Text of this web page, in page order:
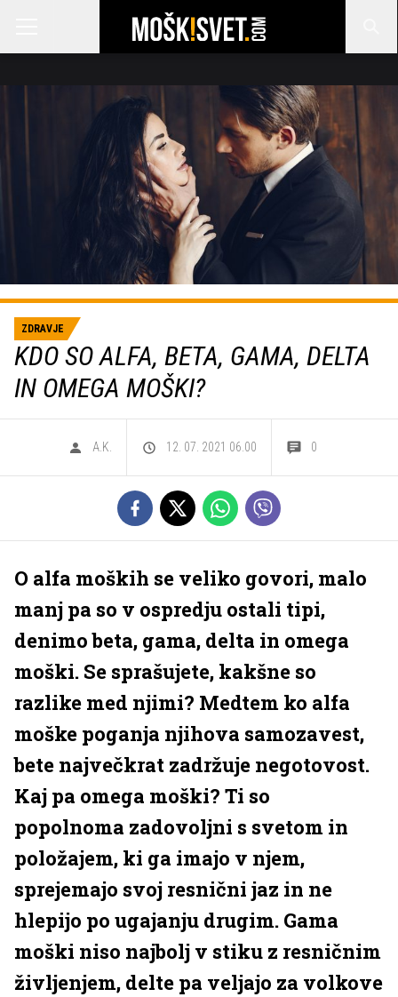
ZDRAVJE
KDO SO ALFA, BETA, GAMA, DELTA
IN OMEGA MOŠKI?
A.K. 12. 07. 2021 06.00 0
O alfa moških se veliko govori, malo
manj pa so v ospredju ostali tipi,
denimo beta, gama, delta in omega
moški. Se sprašujete, kakšne so
razlike med njimi? Medtem ko alfa
moške poganja njihova samozavest,
bete največkrat zadržuje negotovost.
Kaj pa omega moški? Ti so
popolnoma zadovoljni s svetom in
položajem, ki ga imajo v njem,
sprejemajo svoj resnični jaz in ne
hlepijo po ugajanju drugim. Gama
moški niso najbolj v stiku z resničnim
življenjem, delte pa veljajo za volkove